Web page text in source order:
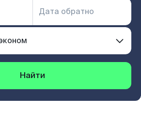
Найти